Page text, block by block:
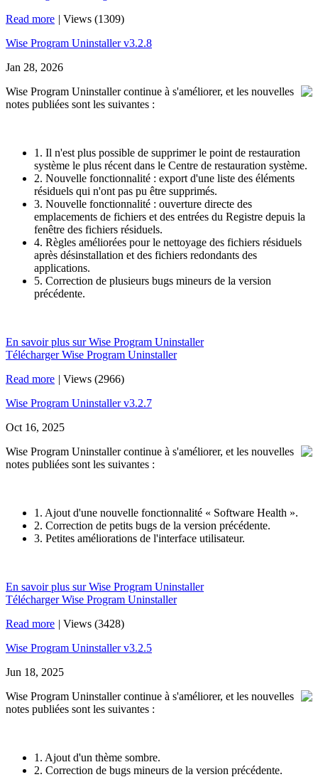
Read more | Views (1309)
Wise Program Uninstaller v3.2.8
Jan 28, 2026
Wise Program Uninstaller continue à s'améliorer, et les nouvelles
notes publiées sont les suivantes :
1. Il n'est plus possible de supprimer le point de restauration
système le plus récent dans le Centre de restauration système.
2. Nouvelle fonctionnalité : export d'une liste des éléments
résiduels qui n'ont pas pu être supprimés.
3. Nouvelle fonctionnalité : ouverture directe des
emplacements de fichiers et des entrées du Registre depuis la
fenêtre des fichiers résiduels.
4. Règles améliorées pour le nettoyage des fichiers résiduels
après désinstallation et des fichiers redondants des
applications.
5. Correction de plusieurs bugs mineurs de la version
précédente.
En savoir plus sur Wise Program Uninstaller
Télécharger Wise Program Uninstaller
Read more | Views (2966)
Wise Program Uninstaller v3.2.7
Oct 16, 2025
Wise Program Uninstaller continue à s'améliorer, et les nouvelles
notes publiées sont les suivantes :
1. Ajout d'une nouvelle fonctionnalité « Software Health ».
2. Correction de petits bugs de la version précédente.
3. Petites améliorations de l'interface utilisateur.
En savoir plus sur Wise Program Uninstaller
Télécharger Wise Program Uninstaller
Read more | Views (3428)
Wise Program Uninstaller v3.2.5
Jun 18, 2025
Wise Program Uninstaller continue à s'améliorer, et les nouvelles
notes publiées sont les suivantes :
1. Ajout d'un thème sombre.
2. Correction de bugs mineurs de la version précédente.